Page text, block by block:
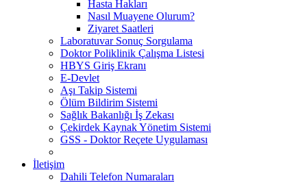
Hasta Hakları
Nasıl Muayene Olurum?
Ziyaret Saatleri
Laboratuvar Sonuç Sorgulama
Doktor Poliklinik Çalışma Listesi
HBYS Giriş Ekranı
E-Devlet
Aşı Takip Sistemi
Ölüm Bildirim Sistemi
Sağlık Bakanlığı İş Zekası
Çekirdek Kaynak Yönetim Sistemi
GSS - Doktor Reçete Uygulaması
İletişim
Dahili Telefon Numaraları